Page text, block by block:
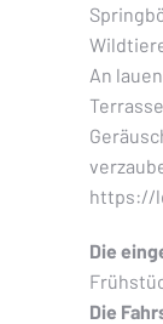
An
https://
Die
Die